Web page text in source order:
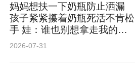
妈妈想扶一下奶瓶防止洒漏
孩子紧紧攥着奶瓶死活不肯松
手 娃：谁也别想拿走我的奶
瓶！ 网友：仿佛看到了我小
2026-07-31